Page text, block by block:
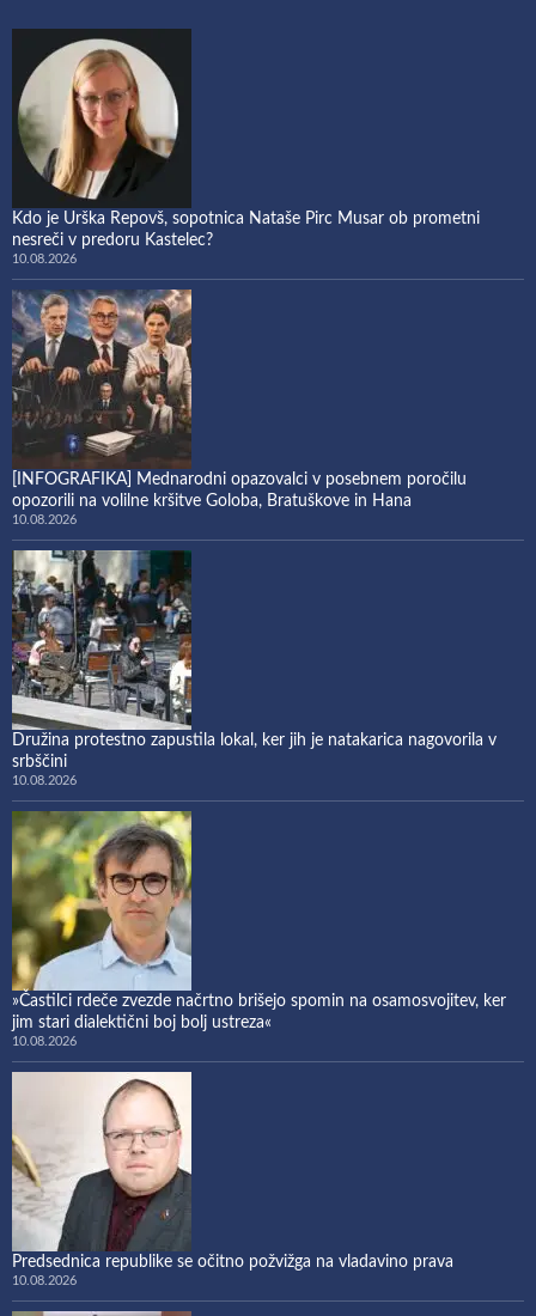
Kdo je Urška Repovš, sopotnica Nataše Pirc Musar ob prometni
nesreči v predoru Kastelec?
10.08.2026
[INFOGRAFIKA] Mednarodni opazovalci v posebnem poročilu
opozorili na volilne kršitve Goloba, Bratuškove in Hana
10.08.2026
Družina protestno zapustila lokal, ker jih je natakarica nagovorila v
srbščini
10.08.2026
»Častilci rdeče zvezde načrtno brišejo spomin na osamosvojitev, ker
jim stari dialektični boj bolj ustreza«
10.08.2026
Predsednica republike se očitno požvižga na vladavino prava
10.08.2026